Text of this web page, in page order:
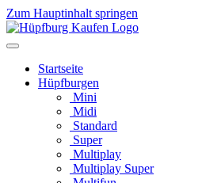
Zum Hauptinhalt springen
Startseite
Hüpfburgen
Mini
Midi
Standard
Super
Multiplay
Multiplay Super